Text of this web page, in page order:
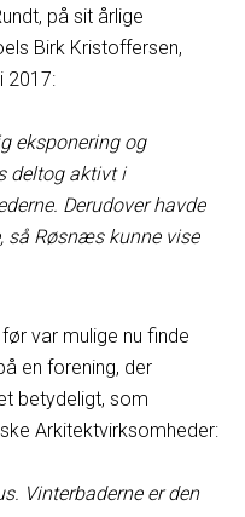
på sit årlige
Birk Kristoffersen,
2017:
eksponering og
deltog aktivt i
Derudover havde
så Røsnæs kunne vise
var mulige nu finde
en forening, der
betydeligt, som
Arkitektvirksomheder:
Vinterbaderne er den